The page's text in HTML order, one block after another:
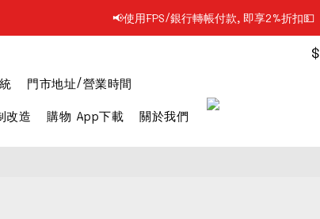
📢凡購物滿$199 順豐自提點免運費📦📦
📢使用FPS/銀行轉帳付款, 即享2%折扣💵
$
門市地址/營業時間
改造 購物 App下載 關於我們